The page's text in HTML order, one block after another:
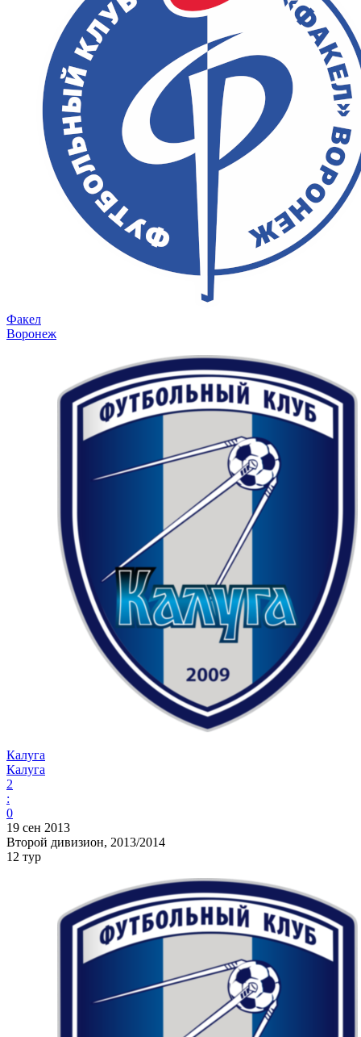
Факел
Воронеж
Калуга
Калуга
2
:
0
19 сен 2013
Второй дивизион, 2013/2014
12 тур